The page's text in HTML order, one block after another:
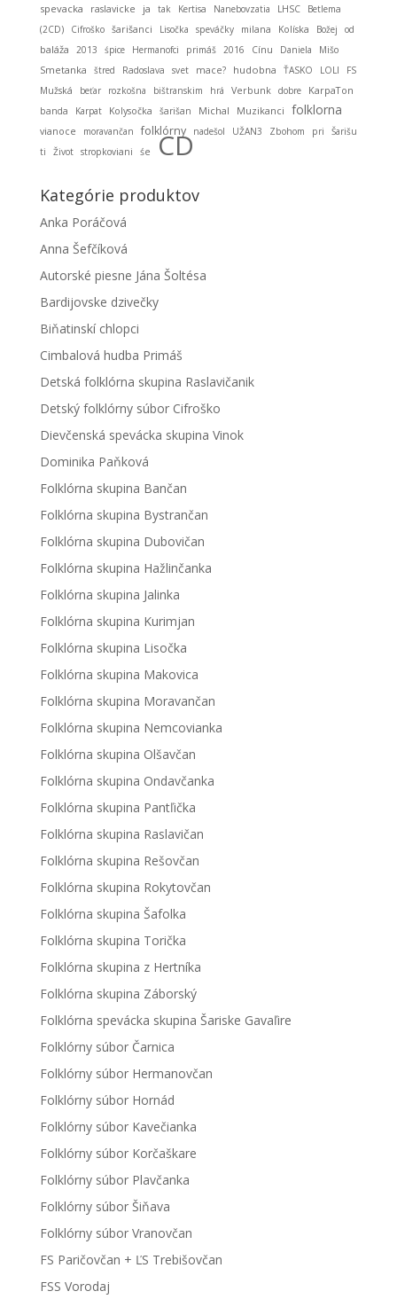
spevacka raslavicke ja tak Kertisa Nanebovzatia LHSC
Betlema
(2CD)
Cifroško šarišanci Lisočka speváčky milana Kolíska Božej od
baláža 2013 śpice Hermanofci primáš 2016 Cínu Daniela Mišo
Smetanka štred Radoslava svet mace? hudobna ŤASKO LOLI
FS
Mužská
beťar rozkošna bištranskim hrá Verbunk dobre KarpaTon
banda Karpat Kolysočka šarišan Michal Muzikanci folklorna
vianoce moravančan folklórny nadešol UŽAN3 Zbohom pri
Šarišu
ti
Život stropkoviani śe CD
Kategórie produktov
Anka Poráčová
Anna Šefčíková
Autorské piesne Jána Šoltésa
Bardijovske dzivečky
Biňatinskí chlopci
Cimbalová hudba Primáš
Detská folklórna skupina Raslavičanik
Detský folklórny súbor Cifroško
Dievčenská spevácka skupina Vinok
Dominika Paňková
Folklórna skupina Bančan
Folklórna skupina Bystrančan
Folklórna skupina Dubovičan
Folklórna skupina Hažlinčanka
Folklórna skupina Jalinka
Folklórna skupina Kurimjan
Folklórna skupina Lisočka
Folklórna skupina Makovica
Folklórna skupina Moravančan
Folklórna skupina Nemcovianka
Folklórna skupina Olšavčan
Folklórna skupina Ondavčanka
Folklórna skupina Pantľička
Folklórna skupina Raslavičan
Folklórna skupina Rešovčan
Folklórna skupina Rokytovčan
Folklórna skupina Šafolka
Folklórna skupina Torička
Folklórna skupina z Hertníka
Folklórna skupina Záborský
Folklórna spevácka skupina Šariske Gavaľire
Folklórny súbor Čarnica
Folklórny súbor Hermanovčan
Folklórny súbor Hornád
Folklórny súbor Kavečianka
Folklórny súbor Korčaškare
Folklórny súbor Plavčanka
Folklórny súbor Šiňava
Folklórny súbor Vranovčan
FS Paričovčan + ĽS Trebišovčan
FSS Vorodaj